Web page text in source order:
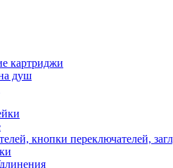
картриджи
душ
кнопки переключателей,